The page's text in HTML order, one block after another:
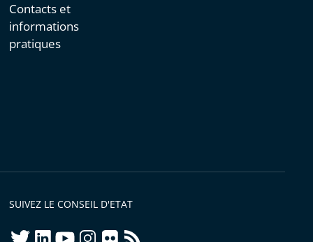
Contacts et
informations
pratiques
SUIVEZ LE CONSEIL D'ETAT
twitterlinkedInyoutubeinstagram
flickrrss